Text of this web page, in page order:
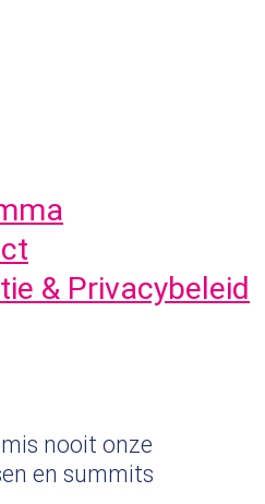
& Privacybeleid
nooit onze
en summits